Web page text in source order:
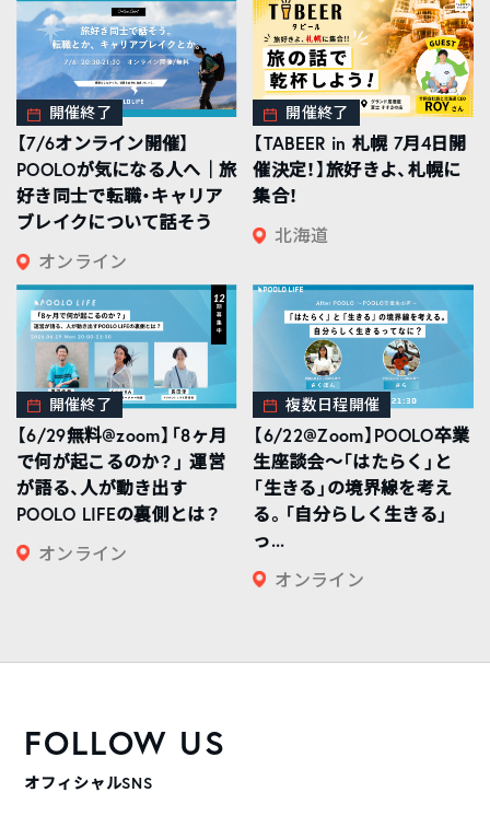
開催終了
【7/6オンライン開催】
POOLOが気になる人へ｜旅
好き同士で転職・キャリア
ブレイクについて話そう
オンライン
開催終了
【TABEER in 札幌 7月4日開
催決定！】旅好きよ、札幌に
集合！
北海道
開催終了
【6/29無料@zoom】「8ヶ月
で何が起こるのか？」 運営
が語る、人が動き出す
POOLO LIFEの裏側とは？
オンライン
複数日程開催
【6/22@Zoom】POOLO卒業
生座談会〜「はたらく」と
「生きる」の境界線を考え
る。「自分らしく生きる」
っ...
オンライン
FOLLOW US
オフィシャルSNS